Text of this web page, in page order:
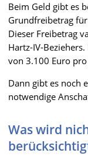
Beim Geld gibt es
Grundfreibetrag
Dieser Freibetrag
Hartz-IV-
von 3.100 Euro pro
Dann gibt es noch
notwendige
Was wird